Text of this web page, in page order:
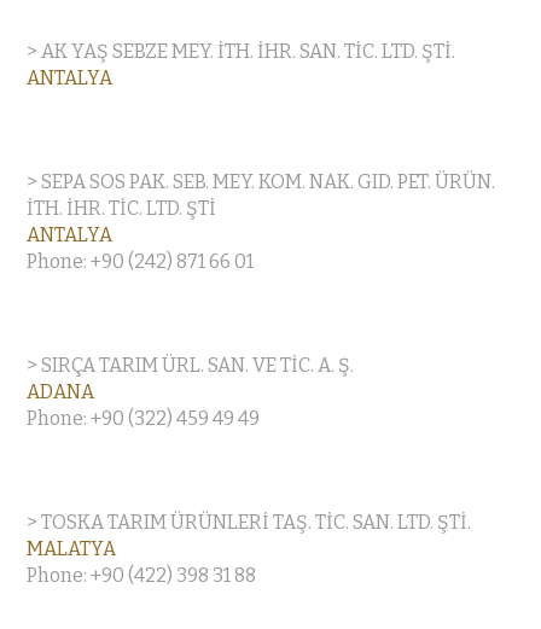
> AK YAŞ SEBZE MEY. İTH. İHR. SAN. TİC. LTD. ŞTİ.
ANTALYA
> SEPA SOS PAK. SEB. MEY. KOM. NAK. GID. PET. ÜRÜN.
İTH. İHR. TİC. LTD. ŞTİ
ANTALYA
Phone: +90 (242) 871 66 01
> SIRÇA TARIM ÜRL. SAN. VE TİC. A. Ş.
ADANA
Phone: +90 (322) 459 49 49
> TOSKA TARIM ÜRÜNLERİ TAŞ. TİC. SAN. LTD. ŞTİ.
MALATYA
Phone: +90 (422) 398 31 88